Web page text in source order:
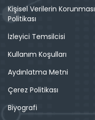
Kişisel Verilerin Korunması
Politikası
İzleyici Temsilcisi
Kullanım Koşulları
Aydınlatma Metni
Çerez Politikası
Biyografi